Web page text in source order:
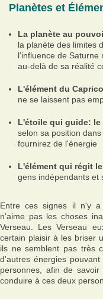
Planètes et
La planète au
la planète des limites
l'influence de Saturne
au-delà de sa réalité
L'élément du
ne se laissent pas
L'étoile qui guide: le
selon sa position
fournirez de l'énergie
L'élément qui régit
gens indépendants et
Entre ces signes il n'y a
n'aime pas les choses
Verseau. Les Verseau
certain plaisir à les briser
ils ne semblent pas très
d'autres énergies
personnes, afin de
conduire à ces deux